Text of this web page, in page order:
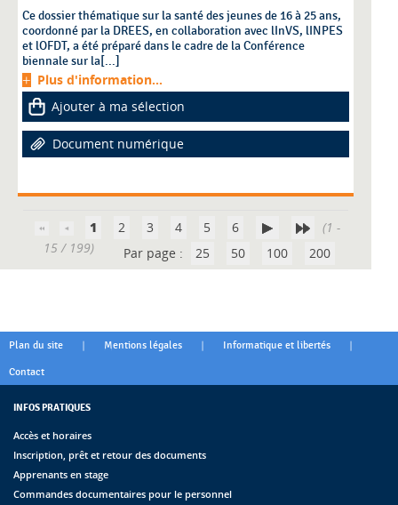
Ce dossier thématique sur la santé des jeunes de 16 à 25 ans,
coordonné par la DREES, en collaboration avec lInVS, lINPES
et lOFDT, a été préparé dans le cadre de la Conférence
biennale sur la[...]
Plus d'information...
Ajouter à ma sélection
Document numérique
1 2 3 4 5 6
15 / 199)
Par page : 25 50 100 200
Plan du site | Mentions légales | Informatique et libertés |
Contact
INFOS PRATIQUES
Accès et horaires
Inscription, prêt et retour des documents
Apprenants en stage
Commandes documentaires pour le personnel